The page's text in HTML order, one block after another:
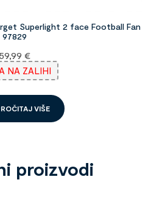
Superlight 2 face Football Fan
97829
59,99 €
NA ZALIHI
VIŠE
proizvodi